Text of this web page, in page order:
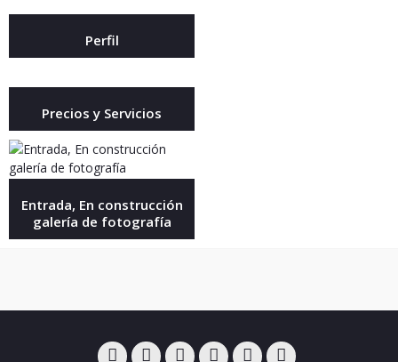
Perfil
Precios y Servicios
Entrada, En construcción
galería de fotografía